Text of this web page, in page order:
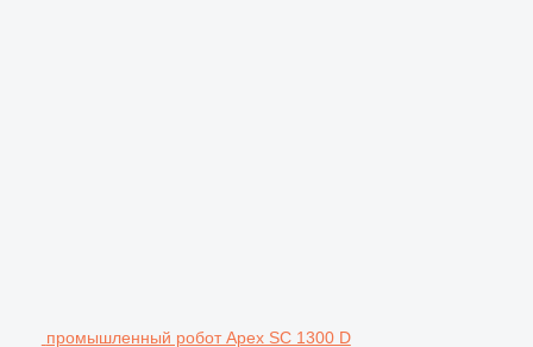
промышленный робот Apex SC 1300 D